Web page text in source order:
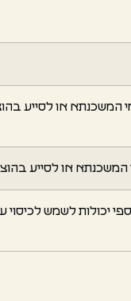
המשכנתא או לסייע
המשכנתא או לסייע
יכולות לשמש